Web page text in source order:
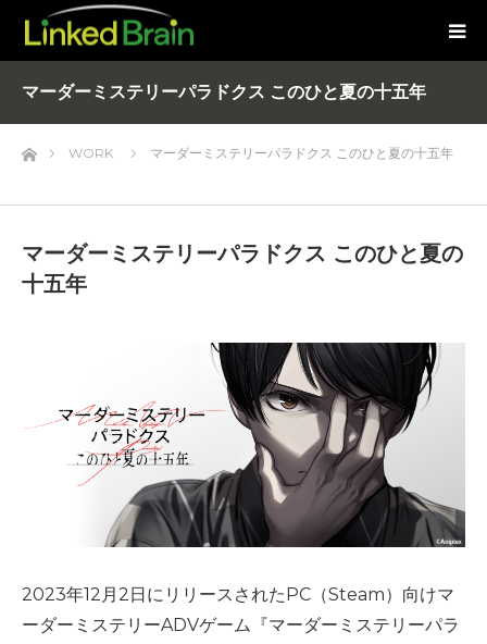
マーダーミステリーパラドクス このひと夏の十五年
ホームWORK マーダーミステリーパラドクス このひと夏の十五年
マーダーミステリーパラドクス このひと夏の
十五年
2023年12月2日にリリースされたPC（Steam）向けマ
ーダーミステリーADVゲーム『マーダーミステリーパラ